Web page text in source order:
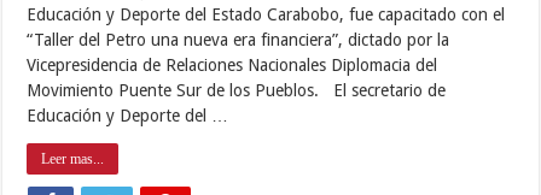
Educación y Deporte del Estado Carabobo, fue capacitado con el
“Taller del Petro una nueva era financiera”, dictado por la
Vicepresidencia de Relaciones Nacionales Diplomacia del
Movimiento Puente Sur de los Pueblos. El secretario de
Educación y Deporte del …
Leer mas...